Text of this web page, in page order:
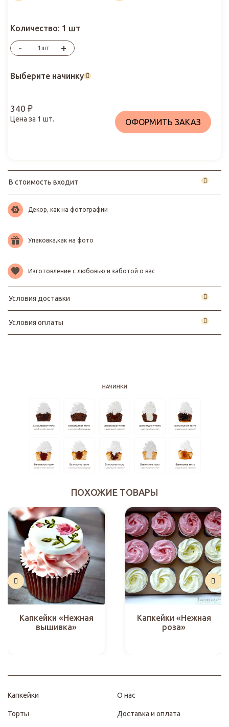
Количество: 1 шт
- шт +
Выберите начинку
340 ₽
Цена за 1 шт. ОФОРМИТЬ ЗАКАЗ
В стоимость входит
Декор, как на фотографии
Упаковка,как на фото
Изготовление с любовью и заботой о вас
Условия доставки
Условия оплаты
ПОХОЖИЕ ТОВАРЫ
Капкейки «Нежная
вышивка»
Капкейки «Нежная
роза»
Капкейки
Торты
О нас
Доставка и оплата